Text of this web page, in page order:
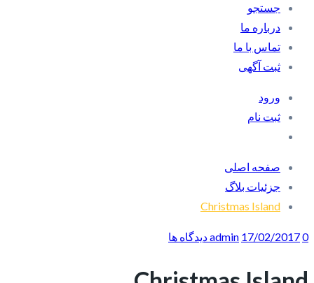
جستجو
درباره ما
تماس با ما
ثبت آگهی
ورود
ثبت نام
صفحه اصلی
جزئیات بلاگ
Christmas Island
admin 17/02/20170 دیدگاه ها